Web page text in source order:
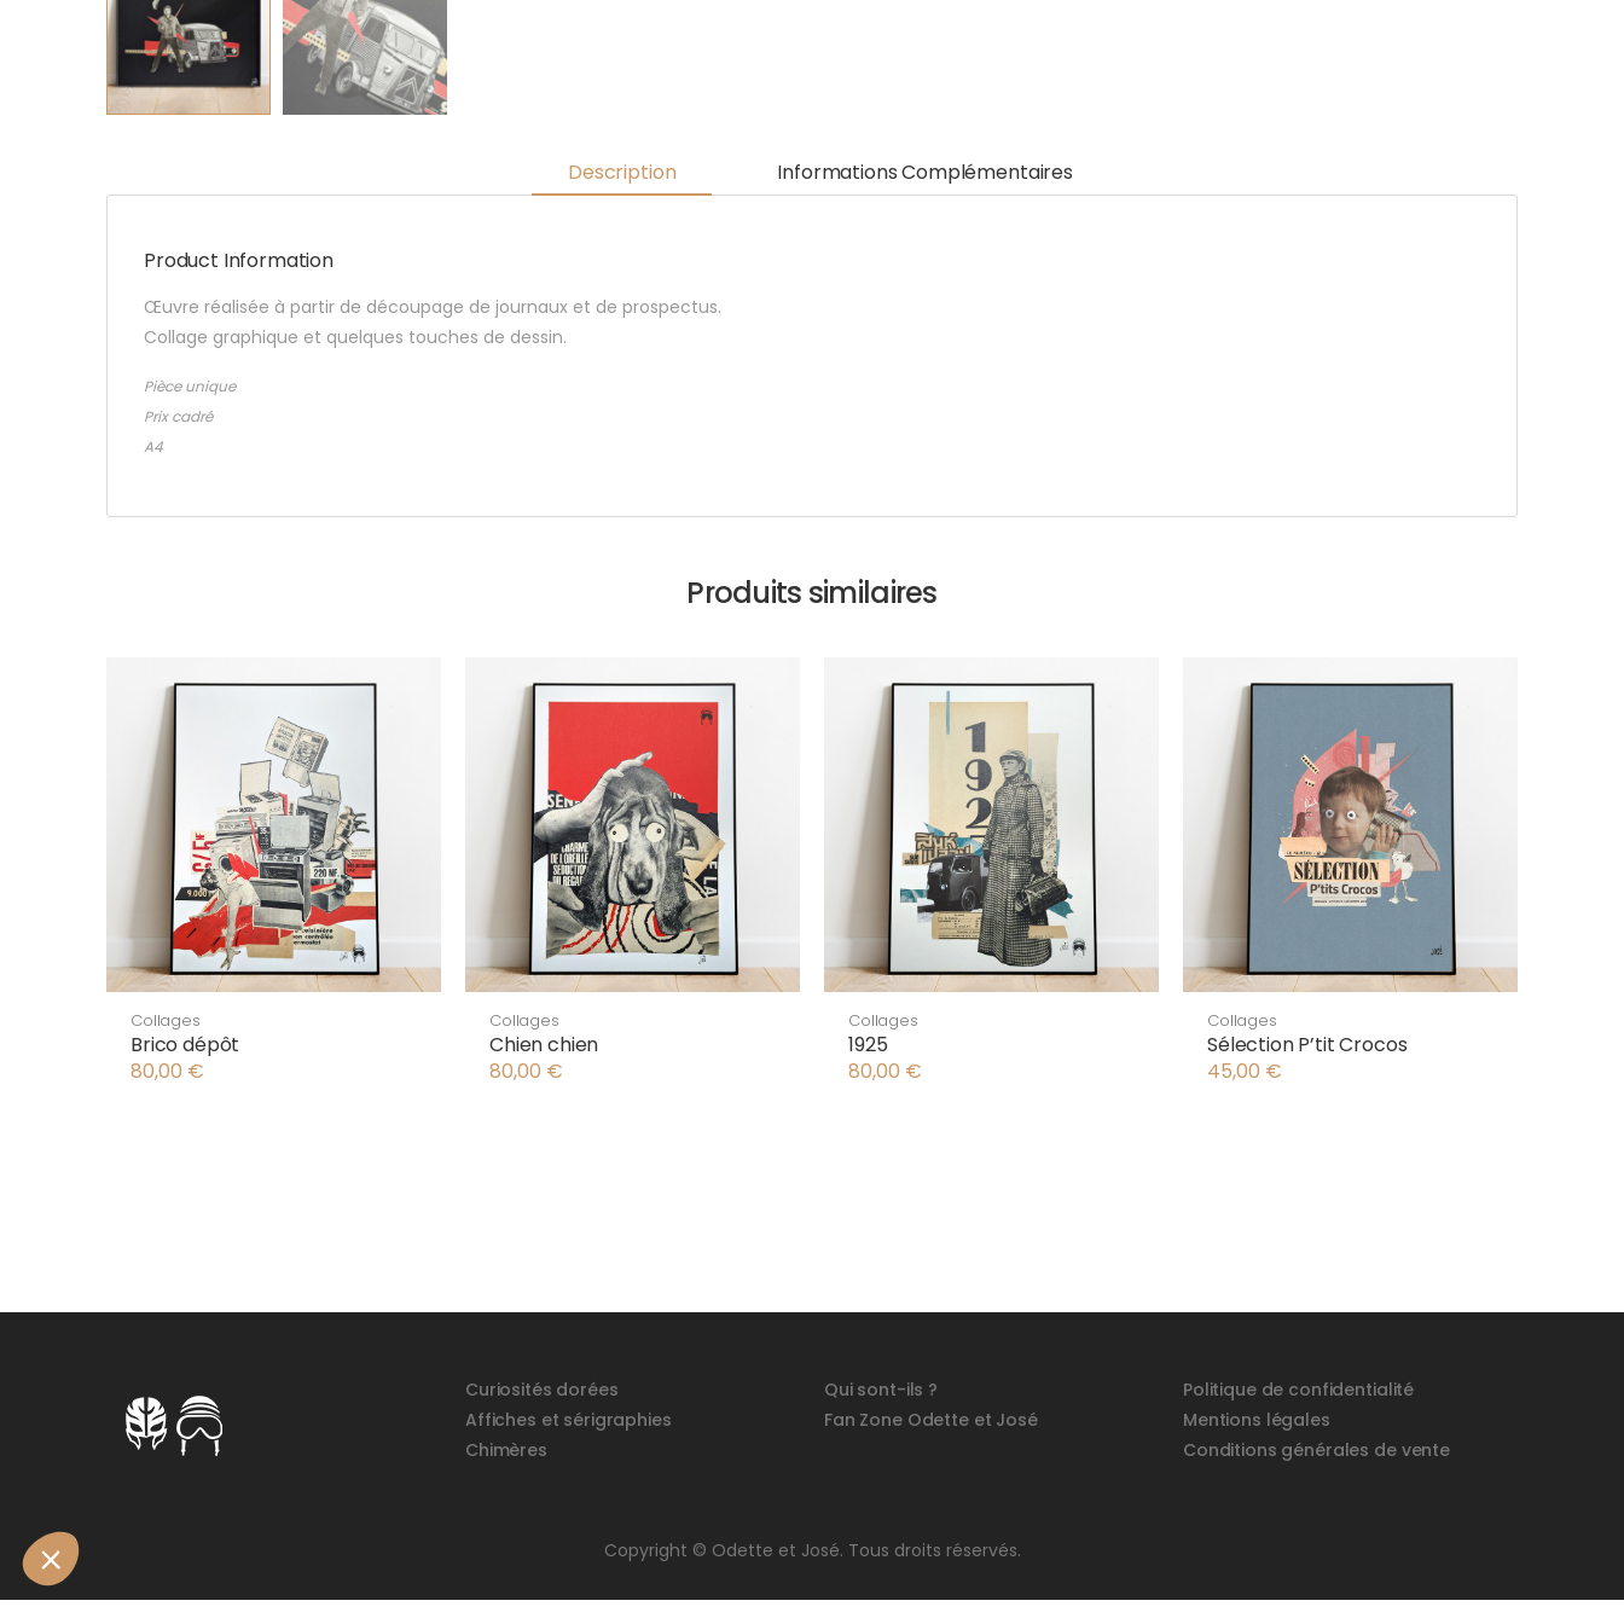
Description Informations Complémentaires
Product Information
Œuvre réalisée à partir de découpage de journaux et de prospectus.
Collage graphique et quelques touches de dessin.
Pièce unique
Prix cadré
A4
Produits similaires
Collages
Brico dépôt
80,00 €
Collages
Chien chien
80,00 €
Collages
1925
80,00 €
Collages
Sélection P’tit Crocos
45,00 €
Curiosités dorées
Affiches et sérigraphies
Chimères
Qui sont-ils ?
Fan Zone Odette et José
Politique de confidentialité
Mentions légales
Conditions générales de vente
Copyright © Odette et José. Tous droits réservés.